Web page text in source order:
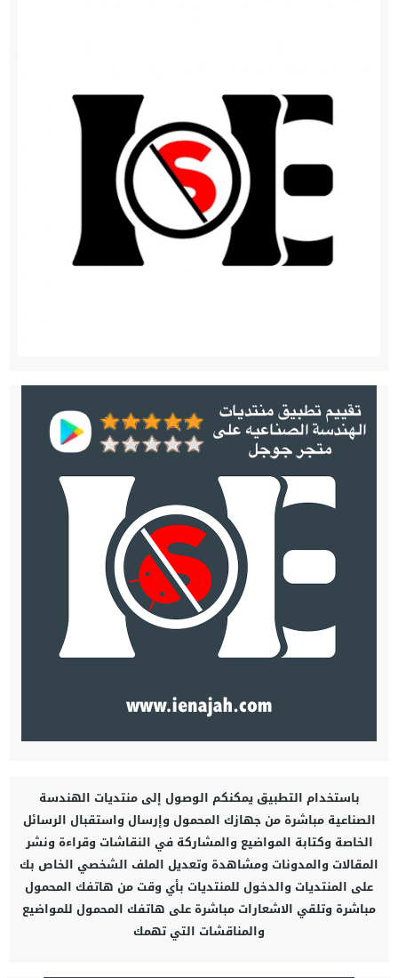
باستخدام التطبيق يمكنكم الوصول إلى منتديات الهندسة
الصناعية مباشرة من جهازك المحمول وإرسال واستقبال الرسائل
الخاصة وكتابة المواضيع والمشاركة في النقاشات وقراءة ونشر
المقالات والمدونات ومشاهدة وتعديل الملف الشخصي الخاص بك
على المنتديات والدخول للمنتديات بأي وقت من هاتفك المحمول
مباشرة وتلقي الاشعارات مباشرة على هاتفك المحمول للمواضيع
والمناقشات التي تهمك